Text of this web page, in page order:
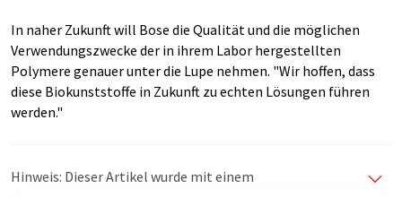
In naher Zukunft will Bose die Qualität und die möglichen
Verwendungszwecke der in ihrem Labor hergestellten
Polymere genauer unter die Lupe nehmen. "Wir hoffen, dass
diese Biokunststoffe in Zukunft zu echten Lösungen führen
werden."
Hinweis: Dieser Artikel wurde mit einem